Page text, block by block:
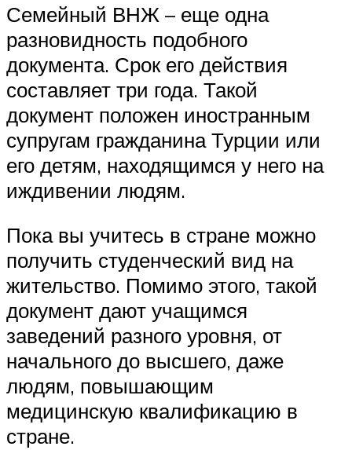
Семейный ВНЖ – еще одна
разновидность подобного
документа. Срок его действия
составляет три года. Такой
документ положен иностранным
супругам гражданина Турции или
его детям, находящимся у него на
иждивении людям.
Пока вы учитесь в стране можно
получить студенческий вид на
жительство. Помимо этого, такой
документ дают учащимся
заведений разного уровня, от
начального до высшего, даже
людям, повышающим
медицинскую квалификацию в
стране.